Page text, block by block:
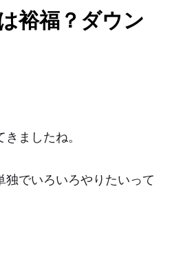
裕福？ダウン
ましたね。
でいろいろやりたいって